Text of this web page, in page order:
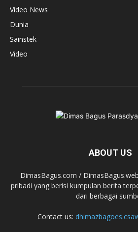
Video News
Dunia
Sainstek
Video
ABOUT US
DimasBagus.com /
pribadi yang berisi kumpulan berita
dari berbagai
Contact us: